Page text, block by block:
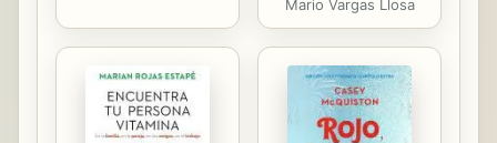
Mario Vargas Llosa